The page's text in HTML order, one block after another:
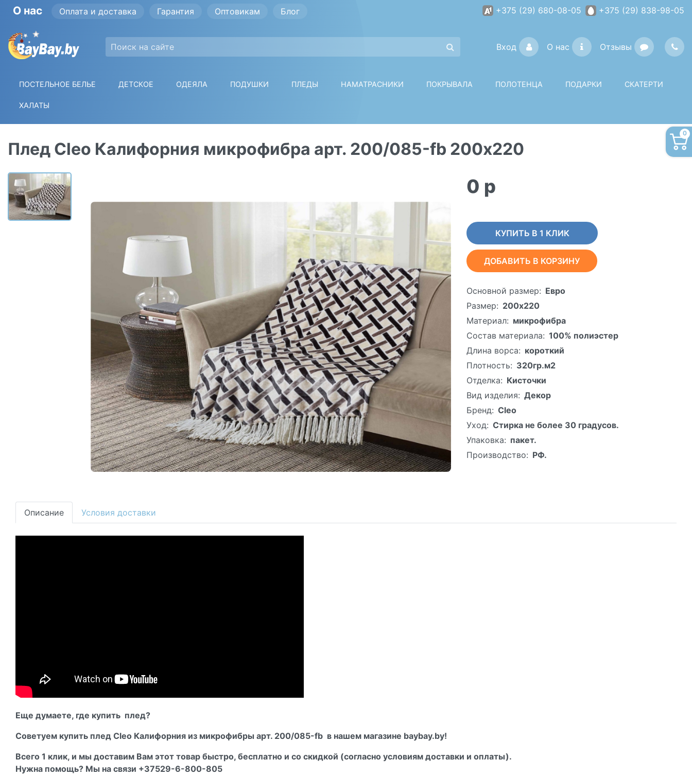
О нас Оплата и доставка Гарантия Оптовикам Блог +375 (29) 680-08-05 +375 (29) 838-98-05
Вход О нас Отзывы
0
ПОСТЕЛЬНОЕ БЕЛЬЕ ДЕТСКОЕ ОДЕЯЛА ПОДУШКИ ПЛЕДЫ НАМАТРАСНИКИ ПОКРЫВАЛА ПОЛОТЕНЦА ПОДАРКИ СКАТЕРТИ
ХАЛАТЫ
Плед Cleo Калифорния микрофибра арт. 200/085-fb 200х220
0 p
КУПИТЬ В 1 КЛИК
ДОБАВИТЬ В КОРЗИНУ
Основной размер: Евро
Размер: 200х220
Материал: микрофибра
Состав материала: 100% полиэстер
Длина ворса: короткий
Плотность: 320гр.м2
Отделка: Кисточки
Вид изделия: Декор
Бренд: Cleo
Уход: Стирка не более 30 градусов.
Упаковка: пакет.
Производство: РФ.
Описание Условия доставки
Еще думаете, где купить плед?
Советуем купить плед Cleo Калифорния из микрофибры арт. 200/085-fb в нашем магазине baybay.by!
Всего 1 клик, и мы доставим Вам этот товар быстро, бесплатно и со скидкой (согласно условиям доставки и оплаты).
Нужна помощь? Мы на связи +37529-6-800-805